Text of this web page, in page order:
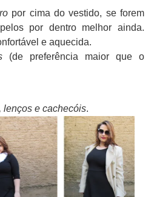
por cima do vestido, se forem
por dentro melhor ainda.
e aquecida.
(de preferência maior que o
lenços e cachecóis.